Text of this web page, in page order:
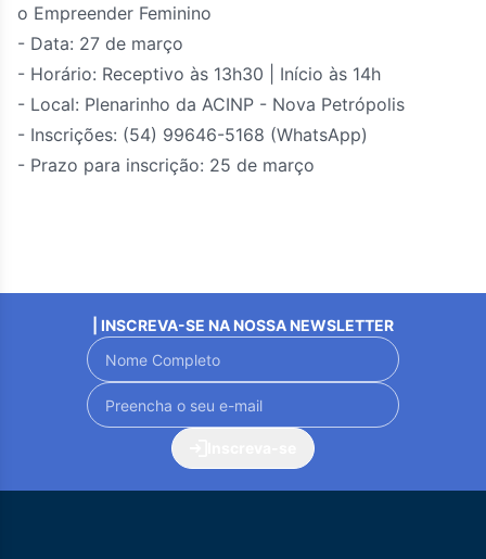
o Empreender Feminino
- Data: 27 de março
- Horário: Receptivo às 13h30 | Início às 14h
- Local: Plenarinho da ACINP - Nova Petrópolis
- Inscrições: (54) 99646-5168 (WhatsApp)
- Prazo para inscrição: 25 de março
| INSCREVA-SE NA NOSSA NEWSLETTER